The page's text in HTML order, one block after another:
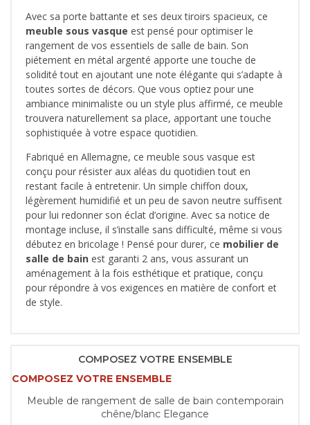
Avec sa porte battante et ses deux tiroirs spacieux, ce
meuble sous vasque est pensé pour optimiser le
rangement de vos essentiels de salle de bain. Son
piétement en métal argenté apporte une touche de
solidité tout en ajoutant une note élégante qui s’adapte à
toutes sortes de décors. Que vous optiez pour une
ambiance minimaliste ou un style plus affirmé, ce meuble
trouvera naturellement sa place, apportant une touche
sophistiquée à votre espace quotidien.
Fabriqué en Allemagne, ce meuble sous vasque est
conçu pour résister aux aléas du quotidien tout en
restant facile à entretenir. Un simple chiffon doux,
légèrement humidifié et un peu de savon neutre suffisent
pour lui redonner son éclat d’origine. Avec sa notice de
montage incluse, il s’installe sans difficulté, même si vous
débutez en bricolage ! Pensé pour durer, ce mobilier de
salle de bain est garanti 2 ans, vous assurant un
aménagement à la fois esthétique et pratique, conçu
pour répondre à vos exigences en matière de confort et
de style.
COMPOSEZ VOTRE ENSEMBLE
COMPOSEZ VOTRE ENSEMBLE
Meuble de rangement de salle de bain contemporain
chêne/blanc Elegance